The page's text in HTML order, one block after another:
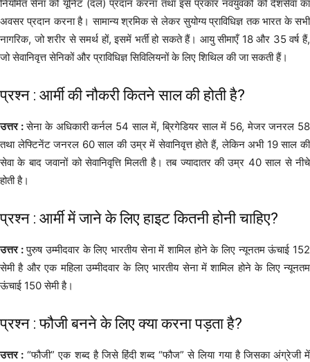
नियमित सेना को यूनिट (दल) प्रदान करना तथा इस प्रकार नवयुवकों को देशसेवा का
अवसर प्रदान करना है। सामान्य श्रमिक से लेकर सुयोग्य प्राविधिज्ञ तक भारत के सभी
नागरिक, जो शरीर से समर्थ हों, इसमें भर्ती हो सकते हैं। आयु सीमाएँ 18 और 35 वर्ष हैं,
जो सेवानिवृत्त सेनिकों और प्राविधिज्ञ सिविलियनों के लिए शिथिल की जा सकती हैं।
प्रश्न : आर्मी की नौकरी कितने साल की होती है?
उत्तर :सेना के अधिकारी कर्नल 54 साल में, ब्रिगेडियर साल में 56, मेजर जनरल 58
तथा लेफ्टिनेंट जनरल 60 साल की उम्र में सेवानिवृत्त होते हैं, लेकिन अभी 19 साल की
सेवा के बाद जवानों को सेवानिवृत्ति मिलती है। तब ज्यादातर की उम्र 40 साल से नीचे
होती है।
प्रश्न : आर्मी में जाने के लिए हाइट कितनी होनी चाहिए?
उत्तर :पुरुष उम्मीदवार के लिए भारतीय सेना में शामिल होने के लिए न्यूनतम ऊंचाई 152
सेमी है और एक महिला उम्मीदवार के लिए भारतीय सेना में शामिल होने के लिए न्यूनतम
ऊंचाई 150 सेमी है।
प्रश्न : फौजी बनने के लिए क्या करना पड़ता है?
उत्तर : “फौजी” एक शब्द है जिसे हिंदी शब्द “फौज” से लिया गया है जिसका अंग्रेजी में